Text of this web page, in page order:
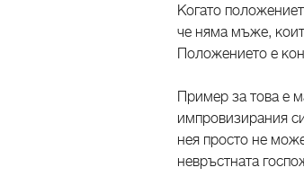
Когато
че няма мъже,
Положението е
Пример за това е
импровизирания
нея просто не
невръстната